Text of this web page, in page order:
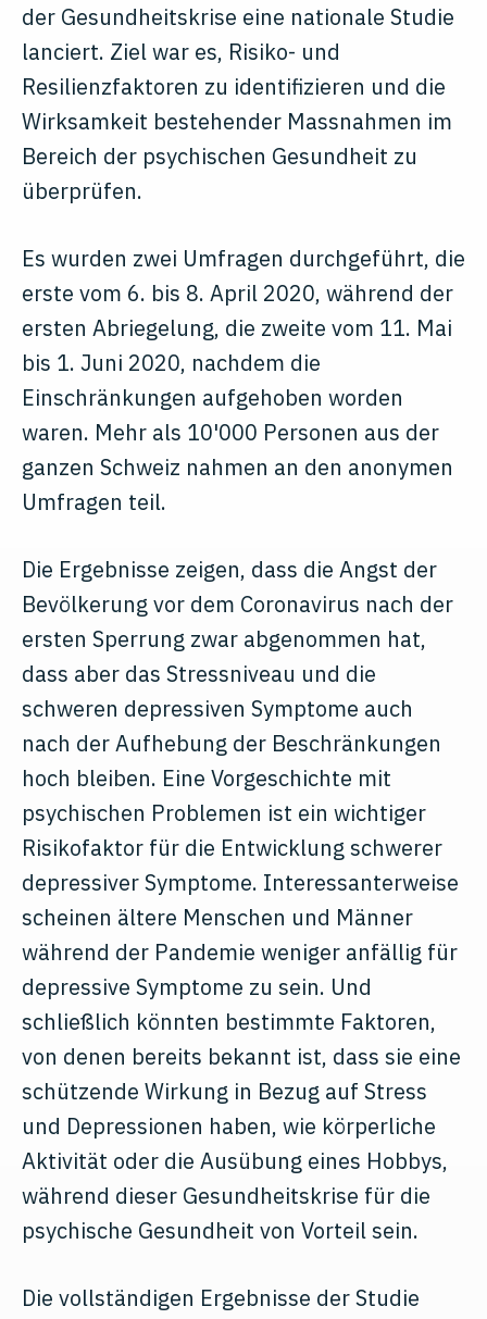
der Gesundheitskrise eine nationale Studie
lanciert. Ziel war es, Risiko- und
Resilienzfaktoren zu identifizieren und die
Wirksamkeit bestehender Massnahmen im
Bereich der psychischen Gesundheit zu
überprüfen.
Es wurden zwei Umfragen durchgeführt, die
erste vom 6. bis 8. April 2020, während der
ersten Abriegelung, die zweite vom 11. Mai
bis 1. Juni 2020, nachdem die
Einschränkungen aufgehoben worden
waren. Mehr als 10'000 Personen aus der
ganzen Schweiz nahmen an den anonymen
Umfragen teil.
Die Ergebnisse zeigen, dass die Angst der
Bevölkerung vor dem Coronavirus nach der
ersten Sperrung zwar abgenommen hat,
dass aber das Stressniveau und die
schweren depressiven Symptome auch
nach der Aufhebung der Beschränkungen
hoch bleiben. Eine Vorgeschichte mit
psychischen Problemen ist ein wichtiger
Risikofaktor für die Entwicklung schwerer
depressiver Symptome. Interessanterweise
scheinen ältere Menschen und Männer
während der Pandemie weniger anfällig für
depressive Symptome zu sein. Und
schließlich könnten bestimmte Faktoren,
von denen bereits bekannt ist, dass sie eine
schützende Wirkung in Bezug auf Stress
und Depressionen haben, wie körperliche
Aktivität oder die Ausübung eines Hobbys,
während dieser Gesundheitskrise für die
psychische Gesundheit von Vorteil sein.
Die vollständigen Ergebnisse der Studie